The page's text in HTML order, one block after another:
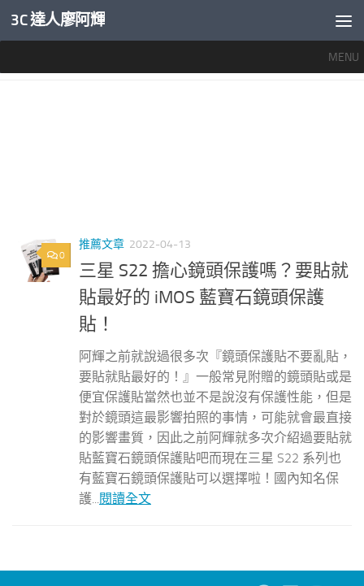
內文下方
3C 達人廖阿輝
MENU
0
推薦文章 2022-04-13
三星 S22 擔心鏡頭保護嗎？要貼就
貼最好的 iMOS 藍寶石鏡頭保護
貼！
阿輝之前就說過很多次『鏡頭保護貼不要亂貼，
要貼就貼最好的！』一般常見附贈的鏡頭貼或是
便宜保護貼當然也並不是說沒有保護性能，但是
對於鏡頭這最影響拍照的事情，可能就會最直接
的影響畫質，因此之前阿輝就多次介紹過要貼就
貼藍寶石鏡頭保護貼吧而現在三星 S22 系列也
有藍寶石鏡頭保護貼可以選擇啦！國內知名保
護...閱讀全文